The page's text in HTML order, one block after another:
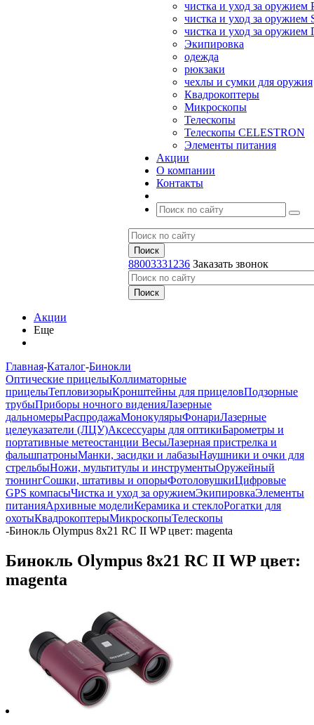
чистка и уход за оружием
чистка и уход за оружием
чистка и уход за
Экипировка
одежда
рюкзаки
чехлы и сумки для оружия
Квадрокоптеры
Микроскопы
Телескопы
Телескопы CELESTRON
Элементы питания
Акции
О компании
Контакты
88003331236 Заказать звонок
Акции
Еще
Главная-Каталог-Бинокли
Оптические прицелыКоллиматорные
прицелыТепловизорыКронштейны для прицеловПодзорные
трубыПриборы ночного виденияЛазерные
дальномерыРаспродажаМонокулярыФонариЛазерные
целеуказатели (ЛЦУ)Аксессуары для оптикиБарометры и
портативные метеостанции ВесыЛазерная пристрелка и
фальшпатроныМанки, засидки и лабазыНаушники и очки для
стрельбыНожи, мультитулы и инструментыОружейный
тюнингСошки, штативы и опорыФотоловушкиЦифровые
GPS компасыЧистка и уход за оружиемЭкипировкаЭлементы
питанияАрхивные моделиКерамика и стеклоРогатки для
охотыКвадрокоптерыМикроскопыТелескопы
-Бинокль Olympus 8x21 RC II WP цвет: magenta
Бинокль Olympus 8x21 RC II WP цвет:
magenta